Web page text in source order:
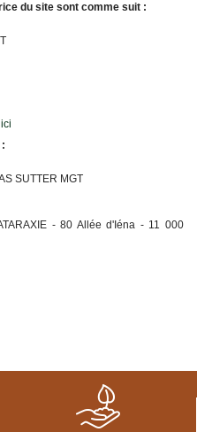
du site sont comme suit :
SUTTER MGT
- 80 Allée d'Iéna - 11 000